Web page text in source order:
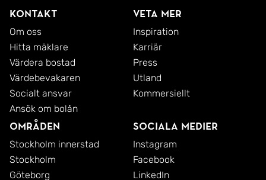
Kontakt
Om oss
Hitta mäklare
Värdera bostad
Värdebevakaren
Socialt ansvar
Ansök om bolån
Veta mer
Inspiration
Karriär
Press
Utland
Kommersiellt
Områden
Stockholm innerstad
Stockholm
Göteborg
Sociala medier
Instagram
Facebook
LinkedIn